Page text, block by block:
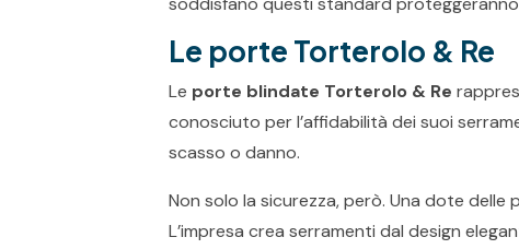
Le porte Torterolo & Re
Le porte blindate Torterolo & Re
conosciuto per l’affidabilità dei suoi
scasso o danno.
Non solo la sicurezza, però. Una dote delle
L’impresa crea serramenti dal design